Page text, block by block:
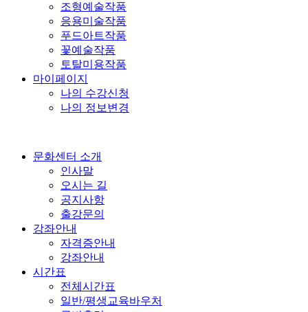
조형예술작품
응용미술작품
푸드아트작품
꽃예술작품
토탈미용작품
마이페이지
나의 수강신청
나의 정보변경
문화센터 소개
인사말
오시는 길
공지사항
출강문의
강좌안내
자격증안내
강좌안내
시간표
전체시간표
일반/평생교육바우처